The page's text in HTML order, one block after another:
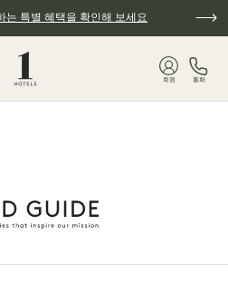
는 특별 혜택을 확인해 보세요
회원 통화